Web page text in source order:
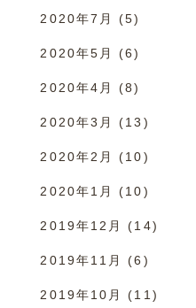
2020年7月 (5)
2020年5月 (6)
2020年4月 (8)
2020年3月 (13)
2020年2月 (10)
2020年1月 (10)
2019年12月 (14)
2019年11月 (6)
2019年10月 (11)